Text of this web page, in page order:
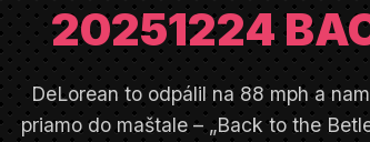
20251224
DeLorean to odpálil na 88 mph a
priamo do maštale – „Back to the